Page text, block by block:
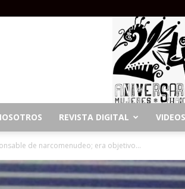
REVISTA DIGITAL VIDEOS
de narcomenudeo; era objetivo...